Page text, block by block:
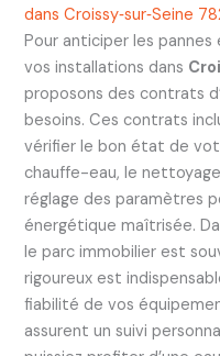
dans Croissy‑sur‑Seine
Pour anticiper les
vos installations dans
proposons des contrats
besoins. Ces contrats
vérifier le bon état de
chauffe-eau, le
réglage des paramètres
énergétique maîtrisée.
le parc immobilier est
rigoureux est
fiabilité de vos
assurent un suivi